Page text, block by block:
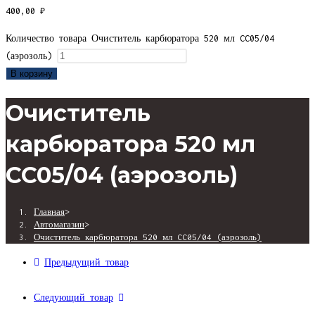
400,00 ₽
Количество товара Очиститель карбюратора 520 мл CC05/04
(аэрозоль)
В корзину
Очиститель
карбюратора 520 мл
CC05/04 (аэрозоль)
Главная>
Автомагазин>
Очиститель карбюратора 520 мл CC05/04 (аэрозоль)
Предыдущий товар
Следующий товар